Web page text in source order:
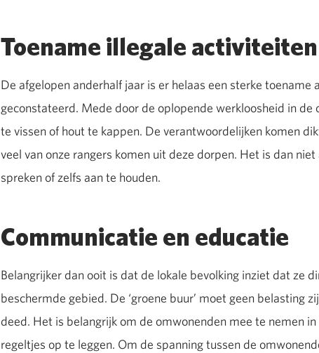
Toename illegale activiteiten
De afgelopen anderhalf jaar is er helaas een sterke
geconstateerd. Mede door de oplopende werkloosheid in
te vissen of hout te kappen. De verantwoordelijken komen
veel van onze rangers komen uit deze dorpen. Het is dan
spreken of zelfs aan te houden.
Communicatie en educatie
Belangrijker dan ooit is dat de lokale bevolking inziet dat ze
beschermde gebied. De ‘groene buur’ moet geen belasting
deed. Het is belangrijk om de omwonenden mee te nemen
regeltjes op te leggen. Om de spanning tussen de